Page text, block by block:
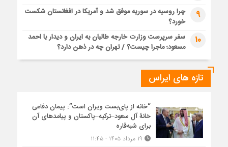
9
چرا روسیه در سوریه موفق شد و آمریکا در افغانستان شکست
خورد؟
10
سفر سرپرست وزارت خارجه طالبان به ایران و دیدار با احمد
مسعود؛ ماجرا چیست؟ / تهران چه در ذهن دارد؟
تازه های ایراس
“خانه از پای‌بست ویران است”: پیمان دفاعی
خانۀ آل سعود–ترکیه–پاکستان و پیامدهای آن
برای شبه‌قاره